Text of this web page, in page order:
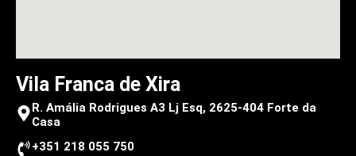
Vila Franca de Xira
R. Amália Rodrigues A3 Lj Esq, 2625-404 Forte da
Casa
+351 218 055 750